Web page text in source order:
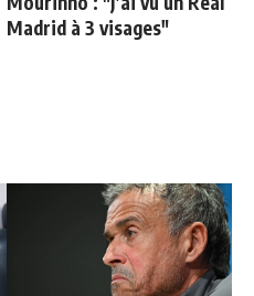
Madrid à 3 visages"